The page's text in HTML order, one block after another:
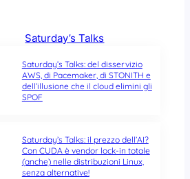
Saturday’s Talks
Saturday’s Talks: del disservizio
AWS, di Pacemaker, di STONITH e
dell’illusione che il cloud elimini gli
SPOF
Saturday’s Talks: il prezzo dell’AI?
Con CUDA è vendor lock-in totale
(anche) nelle distribuzioni Linux,
senza alternative!